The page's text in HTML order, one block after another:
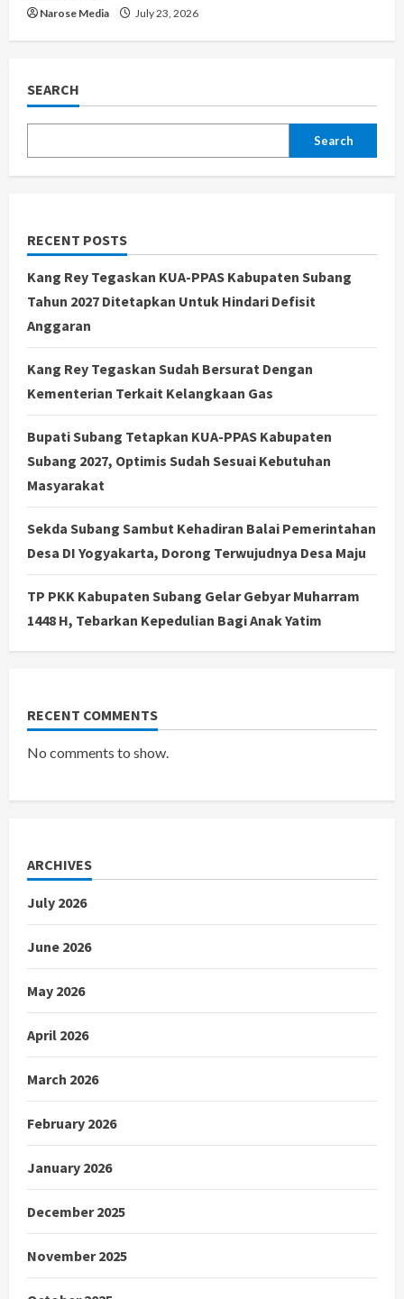
Narose Media July 23, 2026
SEARCH
Search
RECENT POSTS
Kang Rey Tegaskan KUA-PPAS Kabupaten Subang
Tahun 2027 Ditetapkan Untuk Hindari Defisit
Anggaran
Kang Rey Tegaskan Sudah Bersurat Dengan
Kementerian Terkait Kelangkaan Gas
Bupati Subang Tetapkan KUA-PPAS Kabupaten
Subang 2027, Optimis Sudah Sesuai Kebutuhan
Masyarakat
Sekda Subang Sambut Kehadiran Balai Pemerintahan
Desa DI Yogyakarta, Dorong Terwujudnya Desa Maju
TP PKK Kabupaten Subang Gelar Gebyar Muharram
1448 H, Tebarkan Kepedulian Bagi Anak Yatim
RECENT COMMENTS
No comments to show.
ARCHIVES
July 2026
June 2026
May 2026
April 2026
March 2026
February 2026
January 2026
December 2025
November 2025